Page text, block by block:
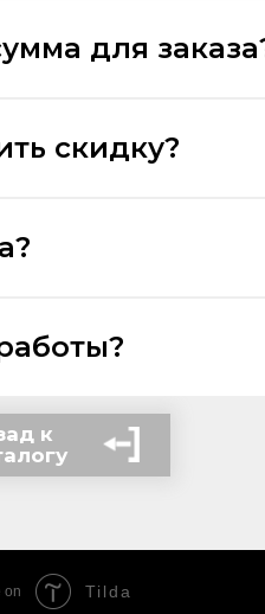
для
скидку?
к
on Tilda